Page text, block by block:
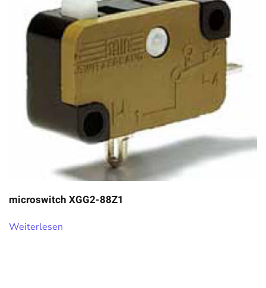
microswitch XGG2-88Z1
Weiterlesen